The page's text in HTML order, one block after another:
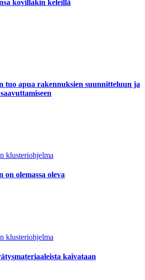
kovillakin keleillä
tuo apua rakennuksien suunnitteluun ja
klusteriohjelma
olemassa oleva
klusteriohjelma
kaivataan